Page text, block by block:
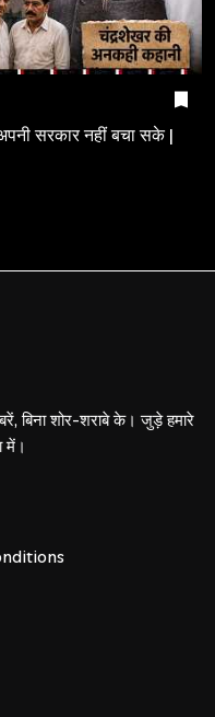
सरकार नहीं बचा सके |
बिना शोर-शराबे के। जुड़े हमारे
में।